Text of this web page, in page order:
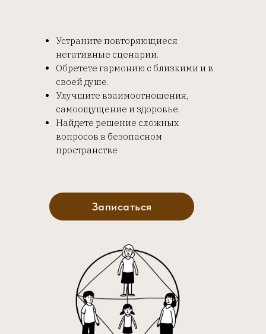
Записаться
Устраните повторяющиеся
негативные сценарии.
Обретете гармонию с близкими и в
своей душе.
Улучшите взаимоотношения,
самоощущение и здоровье.
Найдете решение сложных
вопросов в безопасном
пространстве